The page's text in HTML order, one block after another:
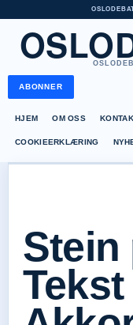
ABONNER
HJEM OM OSS
COOKIEERKLÆRING
Stein
Tekst